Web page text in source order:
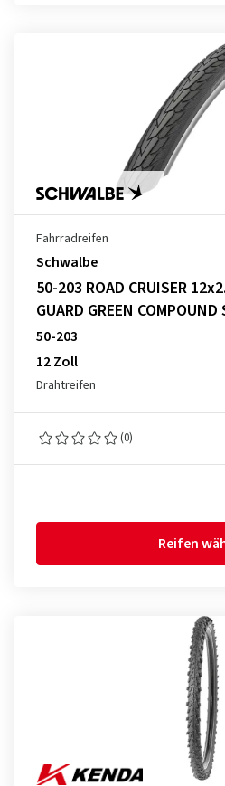
Fahrradreifen
Schwalbe
50-203 ROAD CRUISER
GUARD GREEN
50-203
12 Zoll
Drahtreifen
(0)
Reifen